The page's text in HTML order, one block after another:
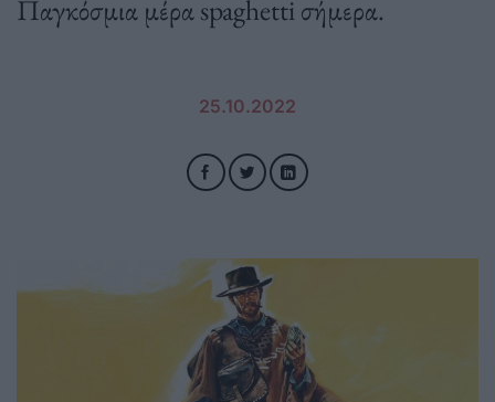
Παγκόσμια μέρα spaghetti σήμερα.
25.10.2022